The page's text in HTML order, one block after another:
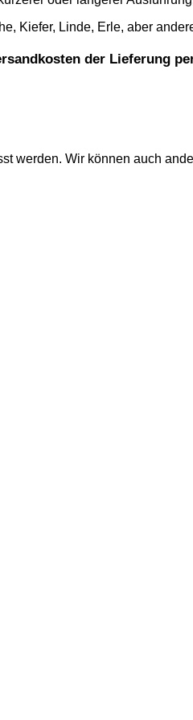
Kiefer, Linde, Erle, aber
der Lieferung
werden. Wir können auch